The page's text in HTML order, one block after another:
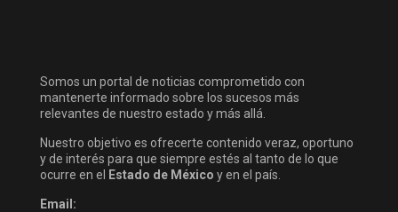
Somos un portal de noticias comprometido con
mantenerte informado sobre los sucesos más
relevantes de nuestro estado y más allá.
Nuestro objetivo es ofrecerte contenido veraz, oportuno
y de interés para que siempre estés al tanto de lo que
ocurre en el
Estado de México y en el país.
Email: